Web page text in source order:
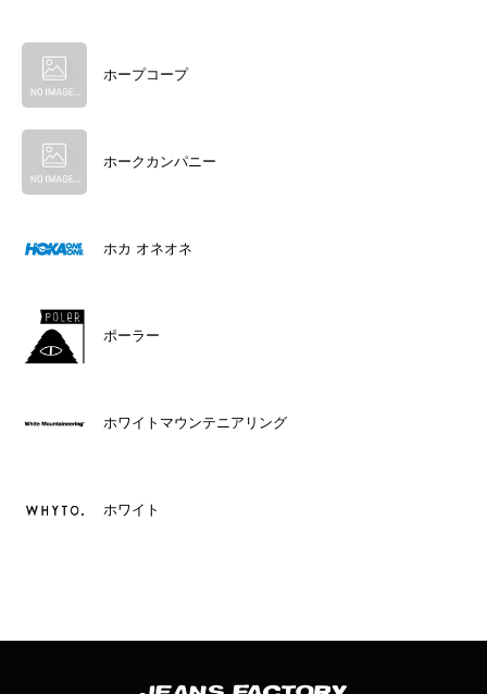
ホープコープ
ホークカンパニー
ホカ オネオネ
ポーラー
ホワイトマウンテニアリング
ホワイト